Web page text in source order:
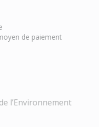
de paiement
l’Environnement